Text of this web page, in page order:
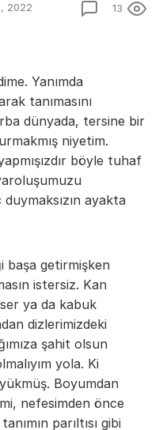
2022 13
Yanımda
tanımasını
dünyada, tersine bir
niyetim.
böyle tuhaf
ayakta
başa getirmişken
istersiz. Kan
ya da kabuk
dizlerimizdeki
şahit olsun
yola. Ki
Boyumdan
nefesimden önce
parıltısı gibi